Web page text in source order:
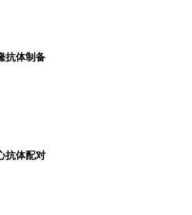
抗体制备
抗体配对